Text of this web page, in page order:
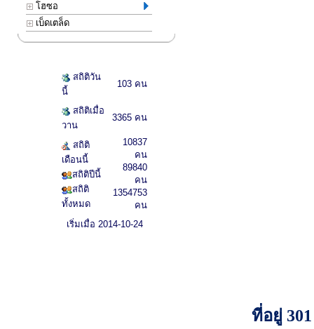
โฮซอ
เบ็ดเตล็ด
สถิติวัน
นี้
103 คน
สถิติเมื่อ
วาน
3365 คน
สถิติ
เดือนนี้
สถิติปีนี้
สถิติ
ทั้งหมด
10837
คน
89840
คน
1354753
คน
เริ่มเมื่อ 2014-10-24
ที่อยู่